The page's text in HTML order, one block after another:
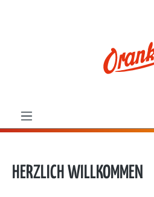
HERZLICH WILLKOMMEN